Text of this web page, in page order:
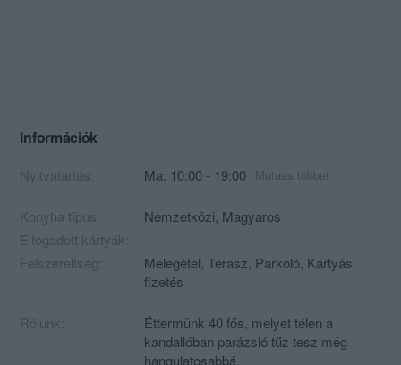
Információk
Nyitvatartás: Ma: 10:00 - 19:00 Mutass többet
Konyha típus: Nemzetközi, Magyaros
Elfogadott kártyák:
Felszereltség:
Melegétel, Terasz, Parkoló, Kártyás
fizetés
Rólunk:
Éttermünk 40 fős, melyet télen a
kandallóban parázsló tűz tesz még
hangulatosabbá.